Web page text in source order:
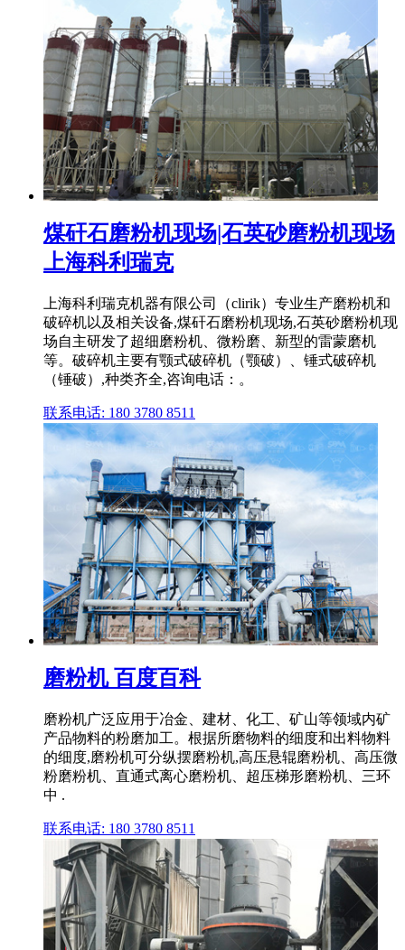
煤矸石磨粉机现场|石英砂磨粉机现场
上海科利瑞克
上海科利瑞克机器有限公司（clirik）专业生产磨粉机和
破碎机以及相关设备,煤矸石磨粉机现场,石英砂磨粉机现
场自主研发了超细磨粉机、微粉磨、新型的雷蒙磨机
等。破碎机主要有颚式破碎机（颚破）、锤式破碎机
（锤破）,种类齐全,咨询电话：。
联系电话: 180 3780 8511
磨粉机 百度百科
磨粉机广泛应用于冶金、建材、化工、矿山等领域内矿
产品物料的粉磨加工。根据所磨物料的细度和出料物料
的细度,磨粉机可分纵摆磨粉机,高压悬辊磨粉机、高压微
粉磨粉机、直通式离心磨粉机、超压梯形磨粉机、三环
中 .
联系电话: 180 3780 8511